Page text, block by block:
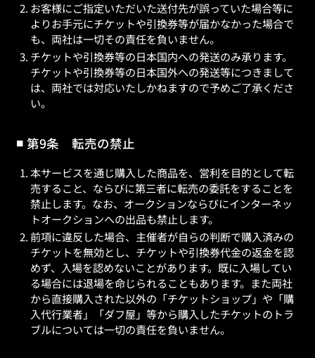
お客様にご指定いただいた送付先が誤っていた場合等に
よりお手元にチケットや引換券等が届かなかった場合で
も、両社は一切その責任を負いません。
チケットや引換券等の日本国内への発送のみ承ります。
チケットや引換券等の日本国外への発送等につきまして
は、両社では対応いたしかねますので予めご了承くださ
い。
第9条 転売の禁止
本サービスを通じ購入した商品を、営利を目的として転
売すること、ならびに第三者に転売の委託をすることを
禁止します。なお、オークションならびにインターネッ
トオークションへの出品も禁止します。
前項に違反した場合、主催者が自らの判断で購入済みの
チケットを無効とし、チケットや引換券代金の返金を認
めず、入場を認めないことがあります。既に入場してい
る場合には退場を命じられることもあります。また両社
から直接購入された以外の「チケットショップ」や「購
入代行業者」「ダフ屋」等から購入したチケットのトラ
ブルについては一切の責任を負いません。